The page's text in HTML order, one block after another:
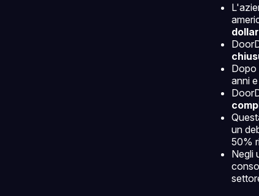
Dopo
anni
un
50%
Negli